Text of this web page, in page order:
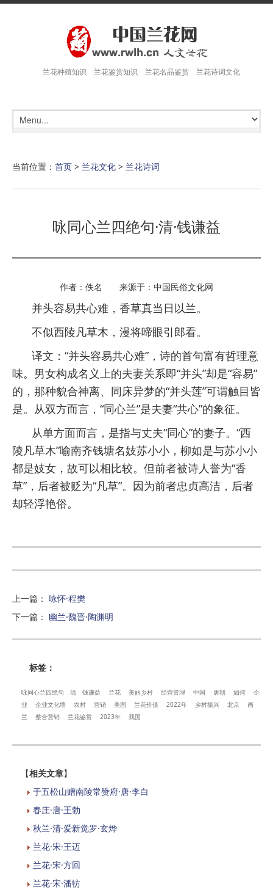
兰花种殖知识 兰花鉴赏知识 兰花名品鉴赏 兰花诗词文化
当前位置： 首页 > 兰花文化 > 兰花诗词
咏同心兰四绝句·清·钱谦益
作者：佚名 来源于：中国民俗文化网
并头容易共心难，香草真当日以兰。
不似西陵凡草木，漫将啼眼引郎看。
译文：“并头容易共心难”，诗的首句富有哲理意
味。男女构成名义上的夫妻关系即“并头”却是“容易”
的，那种貌合神离、同床异梦的“并头莲”可谓触目皆
是。从双方而言，“同心兰”是夫妻“共心”的象征。
从单方面而言，是指与丈夫“同心”的妻子。“西
陵凡草木”喻南齐钱塘名妓苏小小，柳如是与苏小小
都是妓女，故可以相比较。但前者被诗人誉为“香
草”，后者被贬为“凡草”。因为前者忠贞高洁，后者
却轻浮艳俗。
上一篇 ： 咏怀·程樊
下一篇 ： 幽兰·魏晋·陶渊明
标签：
咏同心兰四绝句 清 钱谦益 兰花 美丽乡村 经营管理 中国 唐朝 如何
企
业
企业文化墙 农村 营销 美国 兰花价值 2022年 乡村振兴 北京
画
兰
整合营销 兰花鉴赏 2023年 我国
【相关文章】
于五松山赠南陵常赞府·唐·李白
春庄·唐·王勃
秋兰·清·爱新觉罗·玄烨
兰花·宋·王迈
兰花·宋·方回
兰花·宋·潘牥